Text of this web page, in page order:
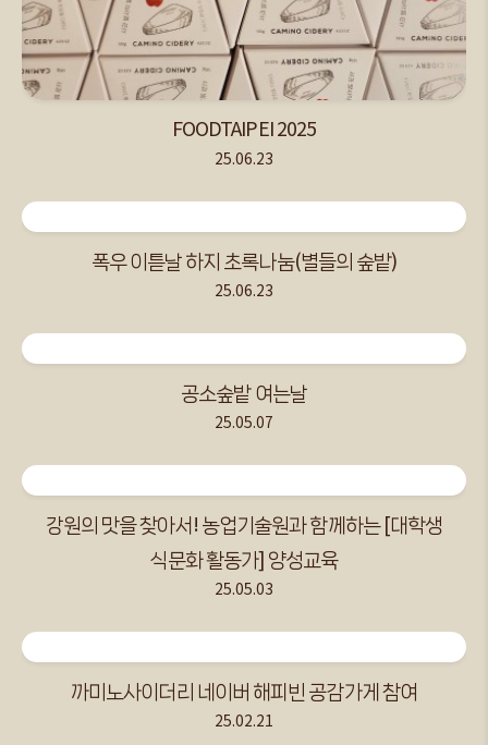
FOODTAIPEI 2025
25.06.23
폭우 이튿날 하지 초록나눔(별들의 숲밭)
25.06.23
공소숲밭 여는날
25.05.07
강원의 맛을 찾아서! 농업기술원과 함께하는 [대학생
식문화 활동가] 양성교육
25.05.03
까미노사이더리 네이버 해피빈 공감가게 참여
25.02.21